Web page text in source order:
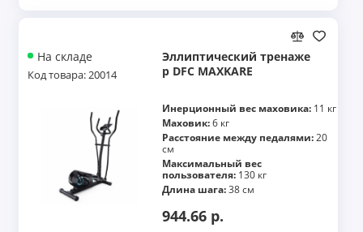
На складе
Код товара: 20014
Эллиптический тренаже
р DFC MAXKARE
Инерционный вес маховика: 11 кг
Маховик:6 кг
Расстояние между педалями:20
см
Максимальный вес
пользователя: 130 кг
Длина шага:38 см
944.66 р.